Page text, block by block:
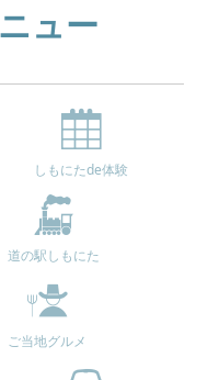
ュー
しもにたde体験
道の駅しもにた
ご当地グルメ